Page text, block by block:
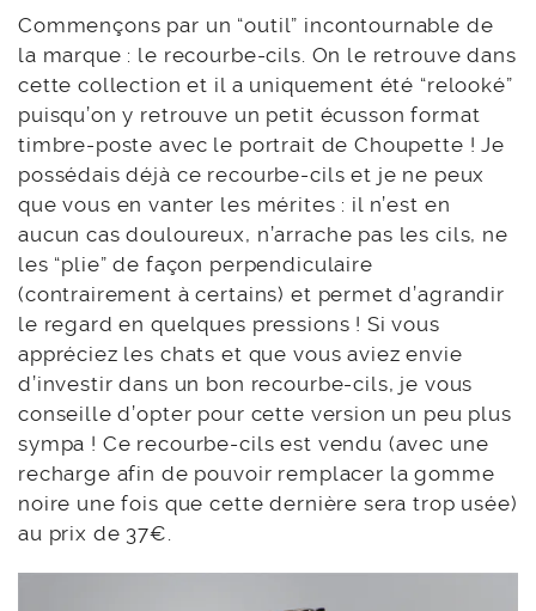
Commençons par un “outil” incontournable de
la marque : le recourbe-cils. On le retrouve dans
cette collection et il a uniquement été “relooké”
puisqu’on y retrouve un petit écusson format
timbre-poste avec le portrait de Choupette ! Je
possédais déjà ce recourbe-cils et je ne peux
que vous en vanter les mérites : il n’est en
aucun cas douloureux, n’arrache pas les cils, ne
les “plie” de façon perpendiculaire
(contrairement à certains) et permet d’agrandir
le regard en quelques pressions ! Si vous
appréciez les chats et que vous aviez envie
d’investir dans un bon recourbe-cils, je vous
conseille d’opter pour cette version un peu plus
sympa ! Ce recourbe-cils est vendu (avec une
recharge afin de pouvoir remplacer la gomme
noire une fois que cette dernière sera trop usée)
au prix de 37€.